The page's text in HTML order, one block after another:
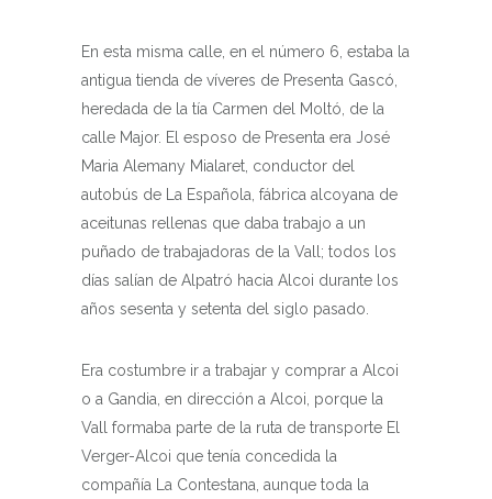
En esta misma calle, en el número 6, estaba la
antigua tienda de víveres de Presenta Gascó,
heredada de la tía Carmen del Moltó, de la
calle Major. El esposo de Presenta era José
Maria Alemany Mialaret, conductor del
autobús de La Española, fábrica alcoyana de
aceitunas rellenas que daba trabajo a un
puñado de trabajadoras de la Vall; todos los
días salían de Alpatró hacia Alcoi durante los
años sesenta y setenta del siglo pasado.
Era costumbre ir a trabajar y comprar a Alcoi
o a Gandia, en dirección a Alcoi, porque la
Vall formaba parte de la ruta de transporte El
Verger-Alcoi que tenía concedida la
compañía La Contestana, aunque toda la